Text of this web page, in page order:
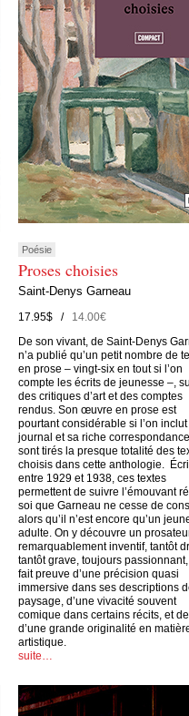
Poésie
Proses choisies
Saint-Denys Garneau
17.95$ /14.00€
De son vivant, de Saint-Denys
n’a publié qu’un petit nombre de
en prose – vingt-six en tout si l’on
compte les écrits de jeunesse –,
des critiques d’art et des comptes
rendus. Son œuvre en prose est
pourtant considérable si l’on
journal et sa riche
sont tirés la presque totalité des
choisis dans cette anthologie.
entre 1929 et 1938, ces textes
permettent de suivre l’émouvant
soi que Garneau ne cesse de
alors qu’il n’est encore qu’un
adulte. On y découvre un
remarquablement inventif, tantôt
tantôt grave, toujours
fait preuve d’une précision quasi
immersive dans ses descriptions
paysage, d’une vivacité souvent
comique dans certains récits, et
d’une grande originalité en
artistique.
suite…